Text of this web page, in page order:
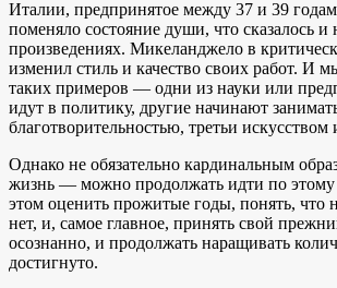
Италии, предпринятое между 37 и 39
поменяло состояние души, что сказалось и
произведениях. Микеланджело в
изменил стиль и качество своих работ. И
таких примеров — одни из науки или
идут в политику, другие начинают
благотворительностью, третьи искусством
Однако не обязательно кардинальным
жизнь — можно продолжать идти по
этом оценить прожитые годы, понять, что
нет, и, самое главное, принять свой
осознанно, и продолжать наращивать
достигнуто.